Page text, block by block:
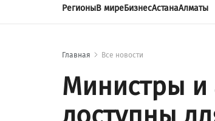
РегионыВ миреБизнесАстанаАлматы
Главная Все новости
Министры и